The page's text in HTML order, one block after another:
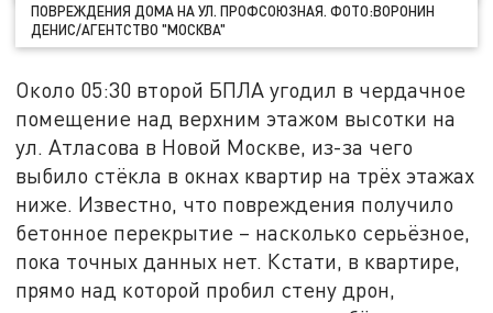
ПОВРЕЖДЕНИЯ ДОМА НА УЛ. ПРОФСОЮЗНАЯ. ФОТО:ВОРОНИН
ДЕНИС/АГЕНТСТВО "МОСКВА"
Около 05:30 второй БПЛА угодил в чердачное
помещение над верхним этажом высотки на
ул. Атласова в Новой Москве, из-за чего
выбило стёкла в окнах квартир на трёх этажах
ниже. Известно, что повреждения получило
бетонное перекрытие – насколько серьёзное,
пока точных данных нет. Кстати, в квартире,
прямо над которой пробил стену дрон,